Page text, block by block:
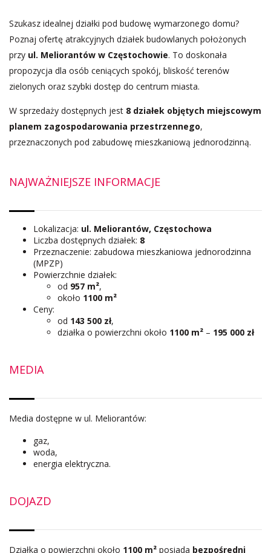
Szukasz idealnej działki pod budowę wymarzonego domu?
Poznaj ofertę atrakcyjnych działek budowlanych położonych
przy ul. Meliorantów w Częstochowie. To doskonała
propozycja dla osób ceniących spokój, bliskość terenów
zielonych oraz szybki dostęp do centrum miasta.
W sprzedaży dostępnych jest 8 działek objętych miejscowym
planem zagospodarowania przestrzennego,
przeznaczonych pod zabudowę mieszkaniową jednorodzinną.
NAJWAŻNIEJSZE INFORMACJE
Lokalizacja: ul. Meliorantów, Częstochowa
Liczba dostępnych działek: 8
Przeznaczenie: zabudowa mieszkaniowa jednorodzinna
(MPZP)
Powierzchnie działek:
od 957 m²,
około 1100 m²
Ceny:
od 143 500 zł,
działka o powierzchni około 1100 m² – 195 000 zł
MEDIA
Media dostępne w ul. Meliorantów:
gaz,
woda,
energia elektryczna.
DOJAZD
Działka o powierzchni około 1100 m² posiada bezpośredni